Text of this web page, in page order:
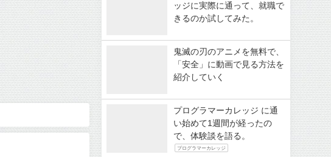
ッジに実際に通って、就職で
きるのか試してみた。
鬼滅の刃のアニメを無料で、
「安全」に動画で見る方法を
紹介していく
プログラマーカレッジ に通
い始めて1週間が経ったの
で、体験談を語る。
プログラマーカレッジ